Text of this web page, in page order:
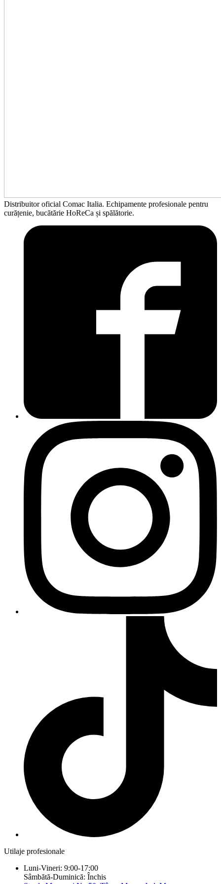
Distribuitor oficial Comac Italia. Echipamente profesionale pentru
curățenie, bucătărie HoReCa și spălătorie.
Utilaje profesionale
Luni-Vineri: 9:00-17:00
Sâmbătă-Duminică: Închis